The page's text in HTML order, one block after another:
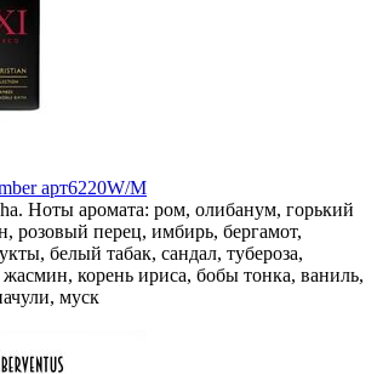
арт6220W/M
Ноты аромата: ром, олибанум, горький
розовый перец, имбирь, бергамот,
белый табак, сандал, тубероза,
корень ириса, бобы тонка, ваниль,
муск